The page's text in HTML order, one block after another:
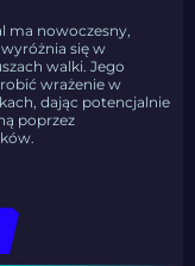
ma nowoczesny,
się w
walki. Jego
wrażenie w
dając potencjalnie
poprzez